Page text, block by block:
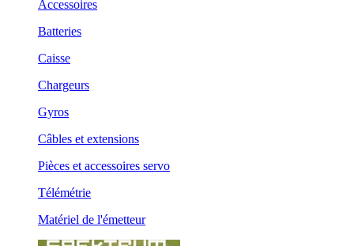
Accessoires
Batteries
Caisse
Chargeurs
Gyros
Câbles et extensions
Pièces et accessoires servo
Télémétrie
Matériel de l'émetteur